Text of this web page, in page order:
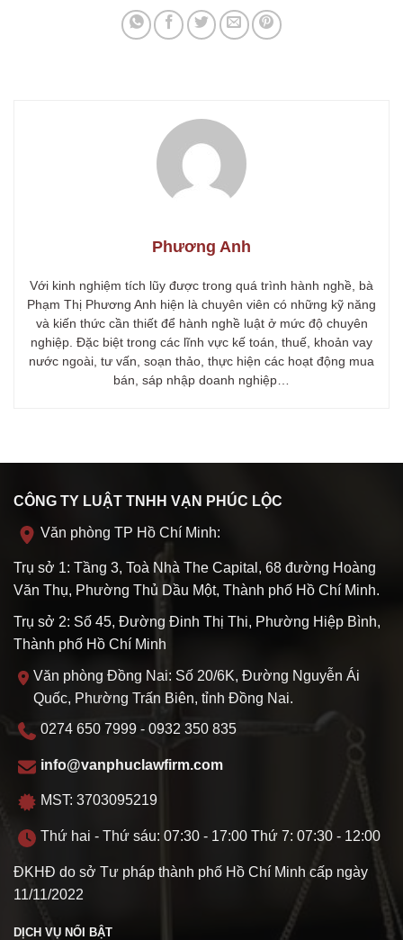
Phương Anh
Với kinh nghiệm tích lũy được trong quá trình hành nghề, bà
Phạm Thị Phương Anh hiện là chuyên viên có những kỹ năng
và kiến thức cần thiết để hành nghề luật ở mức độ chuyên
nghiệp. Đặc biệt trong các lĩnh vực kế toán, thuế, khoản vay
nước ngoài, tư vấn, soạn thảo, thực hiện các hoạt động mua
bán, sáp nhập doanh nghiệp…
CÔNG TY LUẬT TNHH VẠN PHÚC LỘC
Văn phòng TP Hồ Chí Minh:
Trụ sở 1: Tầng 3, Toà Nhà The Capital, 68 đường Hoàng
Văn Thụ, Phường Thủ Dầu Một, Thành phố Hồ Chí Minh.
Trụ sở 2: Số 45, Đường Đinh Thị Thi, Phường Hiệp Bình,
Thành phố Hồ Chí Minh
Văn phòng Đồng Nai: Số 20/6K, Đường Nguyễn Ái
Quốc, Phường Trấn Biên, tỉnh Đồng Nai.
0274 650 7999 - 0932 350 835
info@vanphuclawfirm.com
MST: 3703095219
Thứ hai - Thứ sáu: 07:30 - 17:00 Thứ 7: 07:30 - 12:00
ĐKHĐ do sở Tư pháp thành phố Hồ Chí Minh cấp ngày
11/11/2022
DỊCH VỤ NỔI BẬT